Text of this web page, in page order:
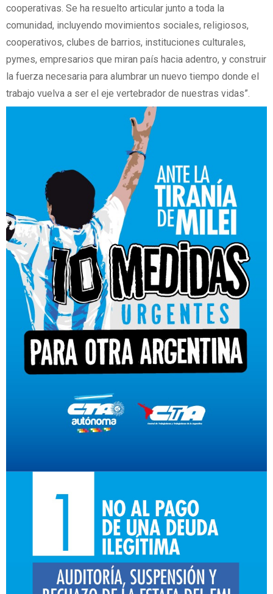
cooperativas. Se ha resuelto articular junto a toda la
comunidad, incluyendo movimientos sociales, religiosos,
cooperativos, clubes de barrios, instituciones culturales,
pymes, empresarios que miran país hacia adentro, y construir
la fuerza necesaria para alumbrar un nuevo tiempo donde el
trabajo vuelva a ser el eje vertebrador de nuestras vidas”.